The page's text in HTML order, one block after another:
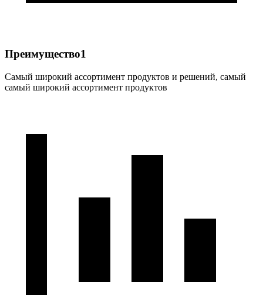
Преимущество1
Самый широкий ассортимент продуктов и решений, самый
самый широкий ассортимент продуктов